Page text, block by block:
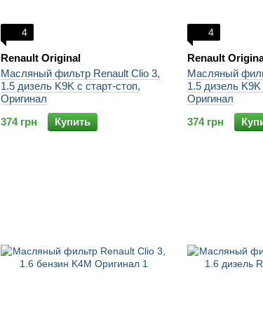
4
Renault Original
Масляный фильтр Renault Clio 3,
1.5 дизель K9K с старт-стоп,
Оригинал
374 грн
Купить
4
Renault
Масляный
1.5 дизель K9K
Оригинал
374 грн